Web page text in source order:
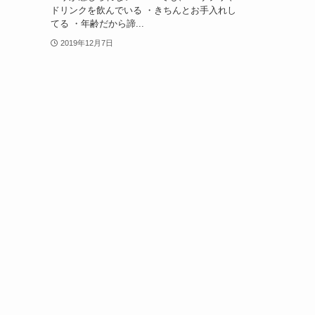
ドリンクを飲んでいる ・きちんとお手入れし
てる ・年齢だから諦...
2019年12月7日